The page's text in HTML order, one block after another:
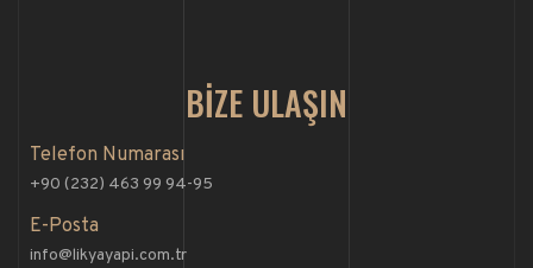
BİZE ULAŞIN
Telefon Numarası
+90 (232) 463 99 94-95
E-Posta
info@likyayapi.com.tr